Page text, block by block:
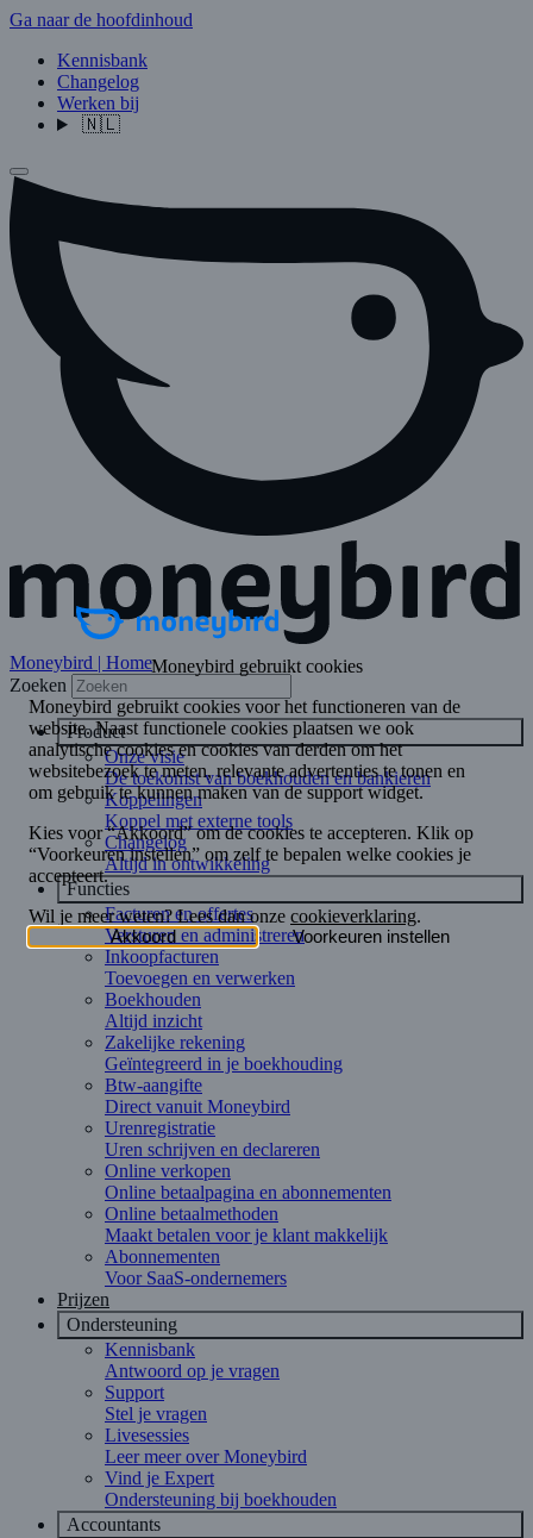
Ga naar de hoofdinhoud
Kennisbank
Changelog
Werken bij
🇳🇱
Moneybird | Home
Zoeken
Product
Onze visie
De toekomst van boekhouden en bankieren
Koppelingen
Koppel met externe tools
Changelog
Altijd in ontwikkeling
Functies
Facturen en offertes
Versturen en administreren
Inkoopfacturen
Toevoegen en verwerken
Boekhouden
Altijd inzicht
Zakelijke rekening
Geïntegreerd in je boekhouding
Btw-aangifte
Direct vanuit Moneybird
Urenregistratie
Uren schrijven en declareren
Online verkopen
Online betaalpagina en abonnementen
Online betaalmethoden
Maakt betalen voor je klant makkelijk
Abonnementen
Voor SaaS-ondernemers
Prijzen
Ondersteuning
Kennisbank
Antwoord op je vragen
Support
Stel je vragen
Livesessies
Leer meer over Moneybird
Vind je Expert
Ondersteuning bij boekhouden
Accountants